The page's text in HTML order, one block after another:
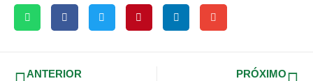
ANTERIOR
PRÓXIMO